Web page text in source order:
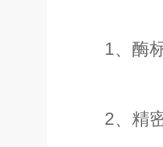
1、酶
2、精密